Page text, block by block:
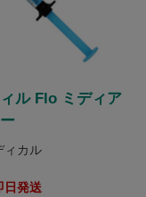
ル Flo ミディア
ィカル
日発送